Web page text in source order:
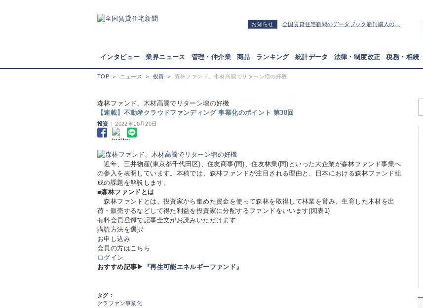
お知らせ 全国賃貸住宅新聞のデータブック新刊購入の...
インタビュー 業界ニュース 管理・仲介業 商品 ランキング 統計データ 法律・制度改正 税務・相続
TOP ＞ ニュース ＞ 投資 ＞ 森林ファンド、木材高騰でリターン増の好機
森林ファンド、木材高騰でリターン増の好機
【連載】不動産クラウドファンディング 事業化のポイント 第38回
投資 | 2022年10月20日
近年、三井物産(東京都千代田区)、住友商事(同)、住友林業(同)といった大企業が森林ファンド事業へ
の参入を表明しています。本稿では、森林ファンドが注目される理由と、日本における森林ファンド組
成の課題を解説します。
■森林ファンドとは
森林ファンドとは、投資家から集めた資金を使って森林を取得して林業を営み、生育した木材を出
荷・販売するなどして得た利益を投資家に分配するファンドをいいます(図表1)
有料会員登録で記事全文がお読みいただけます
購読方法を選択
お申し込み
会員の方はこちら
ログイン
おすすめ記事▶
『再生可能エネルギーファンド』
タグ：
クラファン事業化